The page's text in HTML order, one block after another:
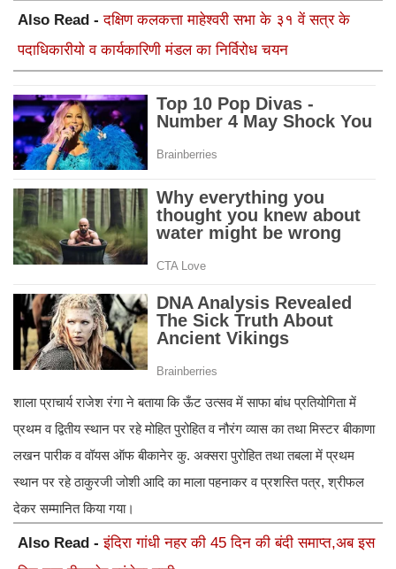
Also Read -दक्षिण कलकत्ता माहेश्वरी सभा के ३१ वें सत्र के
पदाधिकारीयो व कार्यकारिणी मंडल का निर्विरोध चयन
शाला प्राचार्य राजेश रंगा ने बताया कि ऊँट उत्सव में साफा बांध प्रतियोगिता में
प्रथम व द्वितीय स्थान पर रहे मोहित पुरोहित व नौरंग व्यास का तथा मिस्टर बीकाणा
लखन पारीक व वॉयस ऑफ बीकानेर कु. अक्सरा पुरोहित तथा तबला में प्रथम
स्थान पर रहे ठाकुरजी जोशी आदि का माला पहनाकर व प्रशस्ति पत्र, श्रीफल
देकर सम्मानित किया गया।
Also Read -इंदिरा गांधी नहर की 45 दिन की बंदी समाप्त,अब इस